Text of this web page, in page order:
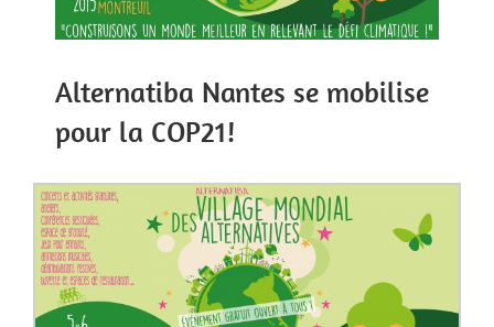
Alternatiba Nantes se mobilise
pour la COP21!